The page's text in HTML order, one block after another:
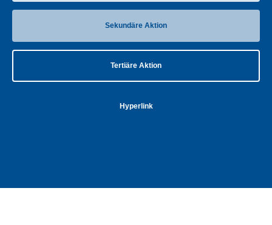
Sekundäre Aktion
Tertiäre Aktion
Hyperlink